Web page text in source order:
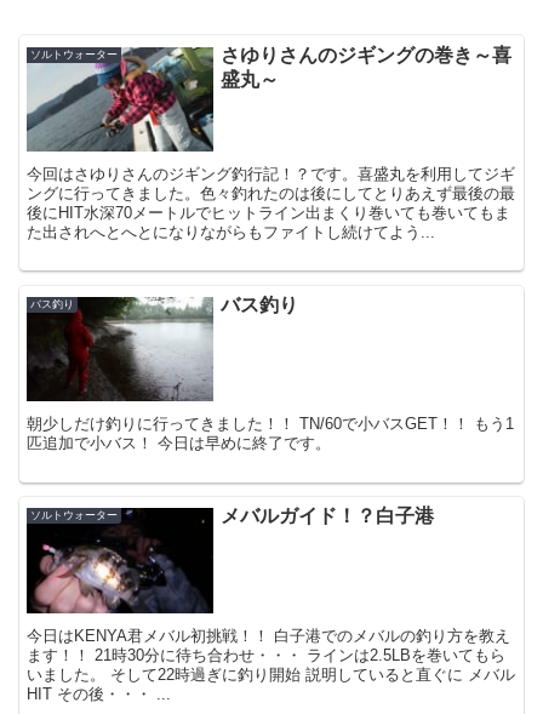
ソルトウォーター
さゆりさんのジギングの巻き～喜
盛丸～
今回はさゆりさんのジギング釣行記！？です。喜盛丸を利用してジギ
ングに行ってきました。色々釣れたのは後にしてとりあえず最後の最
後にHIT水深70メートルでヒットライン出まくり巻いても巻いてもま
た出されへとへとになりながらもファイトし続けてよう...
バス釣り バス釣り
朝少しだけ釣りに行ってきました！！ TN/60で小バスGET！！ もう1
匹追加で小バス！ 今日は早めに終了です。
ソルトウォーター メバルガイド！？白子港
今日はKENYA君メバル初挑戦！！ 白子港でのメバルの釣り方を教え
ます！！ 21時30分に待ち合わせ・・・ ラインは2.5LBを巻いてもら
いました。 そして22時過ぎに釣り開始 説明していると直ぐに メバル
HIT その後・・・ ...